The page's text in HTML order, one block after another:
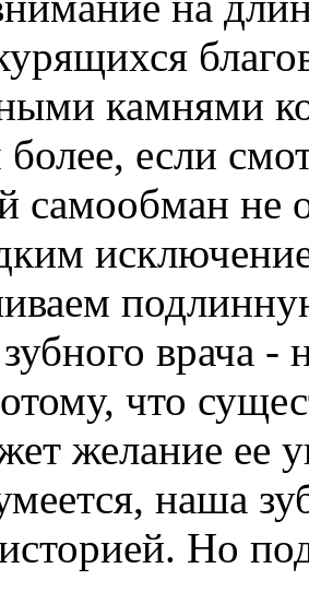
камнями
если
самообман не
врача -
что
желание ее
наша
Но